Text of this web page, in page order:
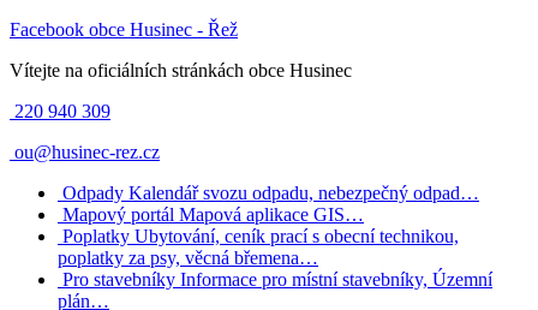
Facebook obce Husinec - Řež
Vítejte na oficiálních stránkách obce Husinec
220 940 309
ou@husinec-rez.cz
Odpady Kalendář svozu odpadu, nebezpečný odpad…
Mapový portál Mapová aplikace GIS…
Poplatky Ubytování, ceník prací s obecní technikou,
poplatky za psy, věcná břemena…
Pro stavebníky Informace pro místní stavebníky, Územní
plán…